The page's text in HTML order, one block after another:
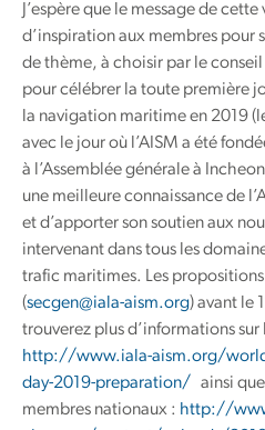
J’espère que le message de
d’inspiration aux membres pour
de thème, à choisir par le
pour célébrer la toute première
la navigation maritime en 2019 (le
avec le jour où l’AISM a été
à l’Assemblée générale à
une meilleure connaissance de
et d’apporter son soutien aux
intervenant dans tous les
trafic maritimes. Les
(secgen@iala-aism.org) avant le 1
trouverez plus d’informations sur
http://www.iala-aism.org/
day-2019-preparation/ ainsi
membres nationaux : http://